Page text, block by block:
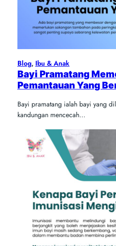
Blog, Ibu & Anak
Bayi Pramatang
Pemantauan Yang
Bayi pramatang ialah bayi yang
kandungan mencecah…